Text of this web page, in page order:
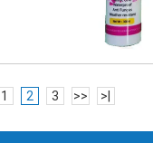
1 2 3 >> >|